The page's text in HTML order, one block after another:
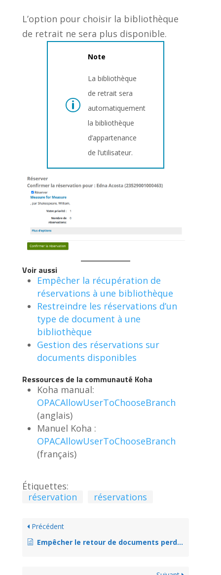
L’option pour choisir la bibliothèque
de retrait ne sera plus disponible.
Note
La bibliothèque
de retrait sera
automatiquement
la bibliothèque
d’appartenance
de l’utilisateur.
Voir aussi
Empêcher la récupération de
réservations à une bibliothèque
Restreindre les réservations d’un
type de document à une
bibliothèque
Gestion des réservations sur
documents disponibles
Ressources de la communauté Koha
Koha manual:
OPACAllowUserToChooseBranch
(anglais)
Manuel Koha :
OPACAllowUserToChooseBranch
(français)
Étiquettes:
réservation
réservations
Précédent
Empêcher le retour de documents perdus